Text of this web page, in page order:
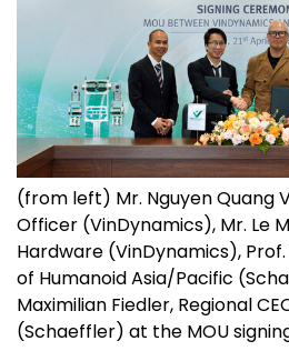
(from left) Mr. Nguyen Quang
Officer (VinDynamics), Mr. Le
Hardware (VinDynamics), Prof.
of Humanoid Asia/Pacific
Maximilian Fiedler, Regional
(Schaeffler) at the MOU